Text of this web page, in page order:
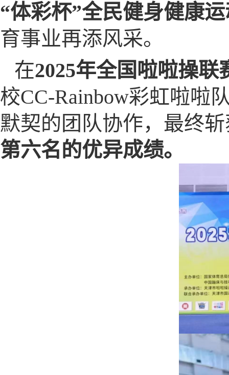
“体彩杯”全民健身健康
育事业再添风采。
在2025年全国啦啦操联
校CC-Rainbow彩虹啦啦
默契的团队协作，最终
第六名的优异成绩。